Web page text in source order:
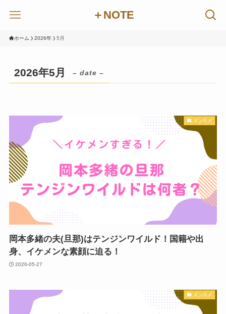
＋NOTE
ホーム 2026年 5月
2026年5月 – date –
エンタメ
岡本多緒の夫(旦那)はテンジンワイルド！国籍や出
身、イケメンな素顔に迫る！
2026-05-27
エンタメ